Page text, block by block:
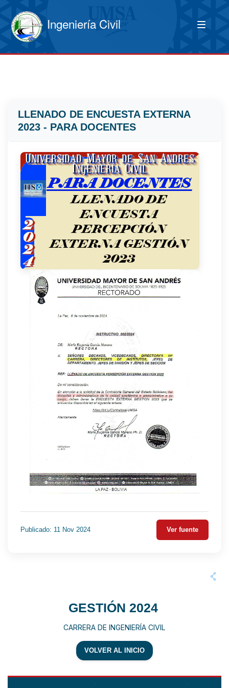
Ingeniería Civil
LLENADO DE ENCUESTA EXTERNA
2023 - PARA DOCENTES
Publicado: 11 Nov 2024 Ver fuente
GESTIÓN 2024
CARRERA DE INGENIERÍA CIVIL
VOLVER AL INICIO